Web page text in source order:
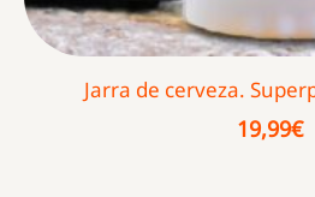
Jarra de cerveza.
19,99€